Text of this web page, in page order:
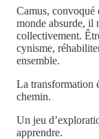
Camus, convoqué
monde absurde, il
collectivement.
cynisme,
ensemble.
La transformation
chemin.
Un jeu
apprendre.